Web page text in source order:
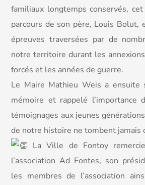
familiaux longtemps conservés,
parcours de son père, Louis Bolut,
épreuves traversées par de
notre territoire durant les
forcés et les années de guerre.
Le Maire Mathieu Weis a ensuite
mémoire et rappelé l’importance
témoignages aux jeunes
de notre histoire ne tombent jamais
La Ville de Fontoy
l’association Ad Fontes, son
les membres de l’association